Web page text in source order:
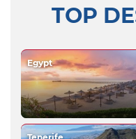
TOP
Egypt